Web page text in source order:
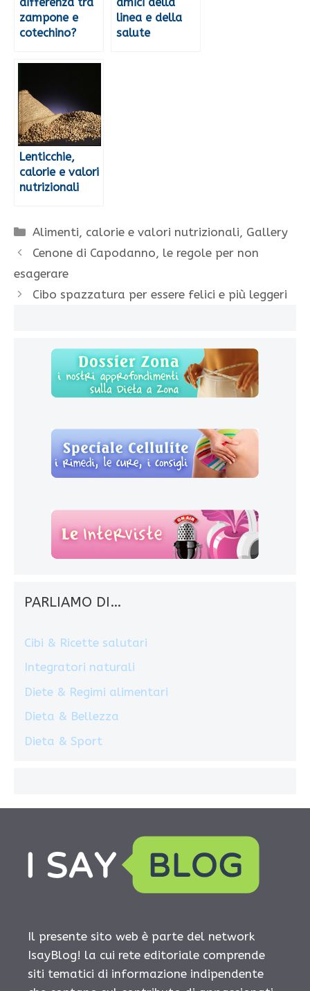
zampone e
cotechino?
linea e della
salute
Lenticchie,
calorie e valori
nutrizionali
Categorie
Alimenti, calorie e valori nutrizionali, Gallery
Cenone di Capodanno, le regole per non
esagerare
Cibo spazzatura per essere felici e più leggeri
PARLIAMO DI…
Cibi & Ricette salutari
Integratori naturali
Diete & Regimi alimentari
Dieta & Bellezza
Dieta & Sport
Il presente sito web è parte del network
IsayBlog! la cui rete editoriale comprende
siti tematici di informazione indipendente